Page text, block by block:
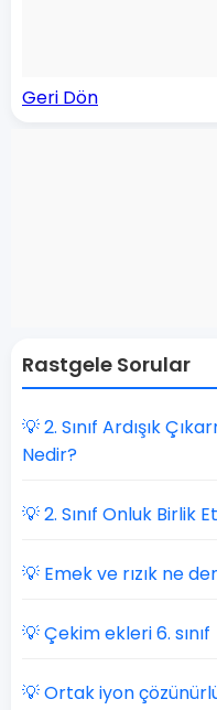
Geri Dön
Rastgele Sorular
💡 2. Sınıf Ardışık
Nedir?
💡 2. Sınıf Onluk Birlik
💡 Emek ve rızık ne
💡 Çekim ekleri 6. sınıf
💡 Ortak iyon